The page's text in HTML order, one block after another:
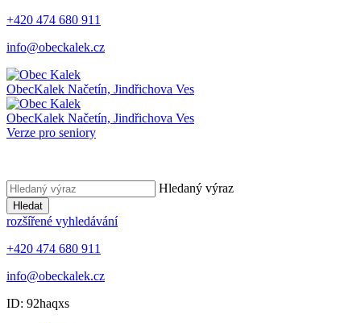
+420 474 680 911
info@obeckalek.cz
ObecKalek Načetín, Jindřichova Ves
ObecKalek Načetín, Jindřichova Ves
Verze pro seniory
Hledaný výraz
Hledat
rozšířené vyhledávání
+420 474 680 911
info@obeckalek.cz
ID: 92haqxs